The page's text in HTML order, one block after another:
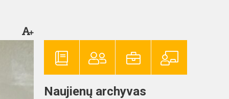
Naujienų archyvas